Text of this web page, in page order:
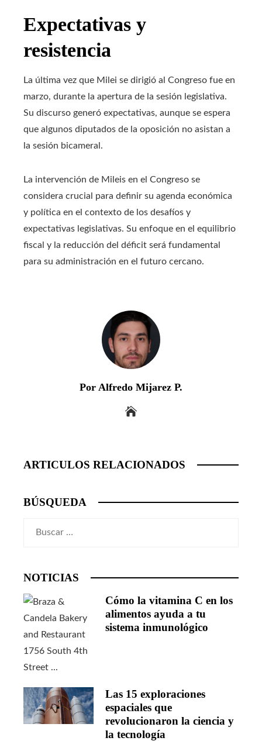
Expectativas y
resistencia
La última vez que Milei se dirigió al Congreso fue en
marzo, durante la apertura de la sesión legislativa.
Su discurso generó expectativas, aunque se espera
que algunos diputados de la oposición no asistan a
la sesión bicameral.
La intervención de Mileis en el Congreso se
considera crucial para definir su agenda económica
y política en el contexto de los desafíos y
expectativas legislativas. Su enfoque en el equilibrio
fiscal y la reducción del déficit será fundamental
para su administración en el futuro cercano.
Por Alfredo Mijarez P.
ARTICULOS RELACIONADOS
BÚSQUEDA
NOTICIAS
Cómo la vitamina C en los
alimentos ayuda a tu
sistema inmunológico
Las 15 exploraciones
espaciales que
revolucionaron la ciencia y
la tecnología